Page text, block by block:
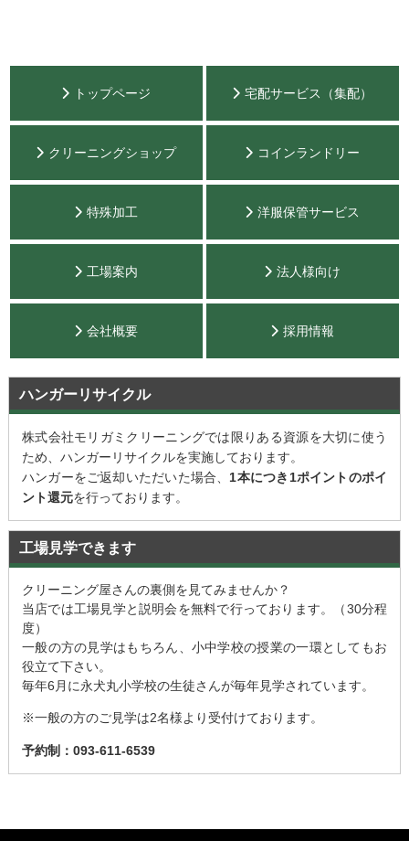
トップページ 宅配サービス（集配）
クリーニングショップ コインランドリー
特殊加工 洋服保管サービス
工場案内 法人様向け
会社概要 採用情報
ハンガーリサイクル
株式会社モリガミクリーニングでは限りある資源を大切に使う
ため、ハンガーリサイクルを実施しております。
ハンガーをご返却いただいた場合、 1本につき1ポイントのポイ
ント還元を行っております。
工場見学できます
クリーニング屋さんの裏側を見てみませんか？
当店では工場見学と説明会を無料で行っております。（30分程
度）
一般の方の見学はもちろん、小中学校の授業の一環としてもお
役立て下さい。
毎年6月に永犬丸小学校の生徒さんが毎年見学されています。
※一般の方のご見学は2名様より受付けております。
予約制：093-611-6539